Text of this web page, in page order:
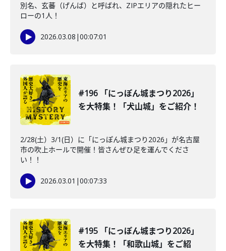
別名、玄蕃（げんば）と呼ばれ、ZIPエリアの隠れたヒー
ローの1人！
2026.03.08 |00:07:01
#196 「にっぽん城まつり2026」
を大特集！「犬山城」をご紹介！
2/28(土）3/1(日）に「にっぽん城まつり2026」が名古屋
市の吹上ホールで開催！皆さんぜひ足を運んでくださ
い！！
2026.03.01 |00:07:33
#195 「にっぽん城まつり2026」
を大特集！「和歌山城」をご紹